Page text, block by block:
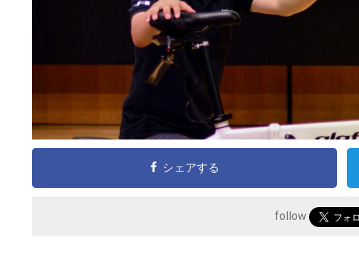
シェアする
follow